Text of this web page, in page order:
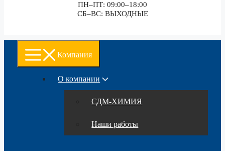
ПН–ПТ: 09:00–18:00
СБ–ВС: ВЫХОДНЫЕ
Компания
О компании
СДМ-ХИМИЯ
Наши работы